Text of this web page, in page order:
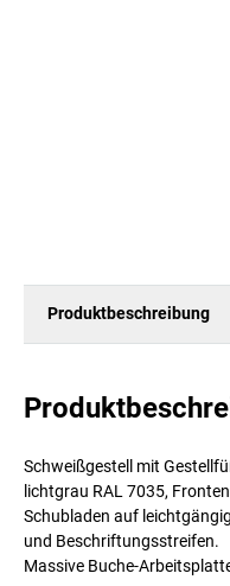
Produktbeschreibung
Schweißgestell mit
lichtgrau RAL 7035,
Schubladen auf
und Beschriftungsstreifen.
Massive Buche-